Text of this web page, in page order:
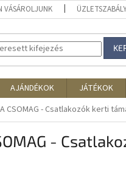
VÁSÁROLJUNK
AJÁNDÉKOK JÁTÉKOK
CSOMAG - Csatlakozók kerti
-